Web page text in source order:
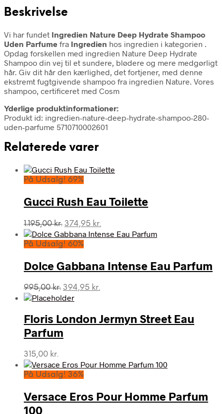
Beskrivelse
Vi har fundet Ingredien Nature Deep Hydrate Shampoo
Uden Parfume fra Ingredien hos ingredien i kategorien .
Opdag forskellen med ingredien Nature Deep Hydrate
Shampoo din vej til et sundere, blødere og mere medgørligt
hår. Giv dit hår den kærlighed, det fortjener, med denne
ekstremt fugtgivende shampoo fra ingredien Nature. Vores
shampoo, certificeret med Cosm
Yderlige produktinformationer:
Produkt id: ingredien-nature-deep-hydrate-shampoo-280-
uden-parfume 5710710002601
Relaterede varer
På Udsalg! 69%
Gucci Rush Eau Toilette
1.195,00kr. Den
oprindelige
pris
1.195,00 kr..
374,95 kr.
aktuelle
374,95 kr..
På Udsalg! 60%
Dolce Gabbana Intense Eau Parfum
995,00kr. Den
oprindelige
var:
995,00 kr..
394,95 kr.
er:
394,95 kr..
Floris London Jermyn Street Eau
Parfum
315,00 kr.
På Udsalg! 36%
Versace Eros Pour Homme Parfum
100